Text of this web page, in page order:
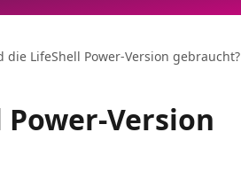
die LifeShell Power-Version gebraucht?
Version